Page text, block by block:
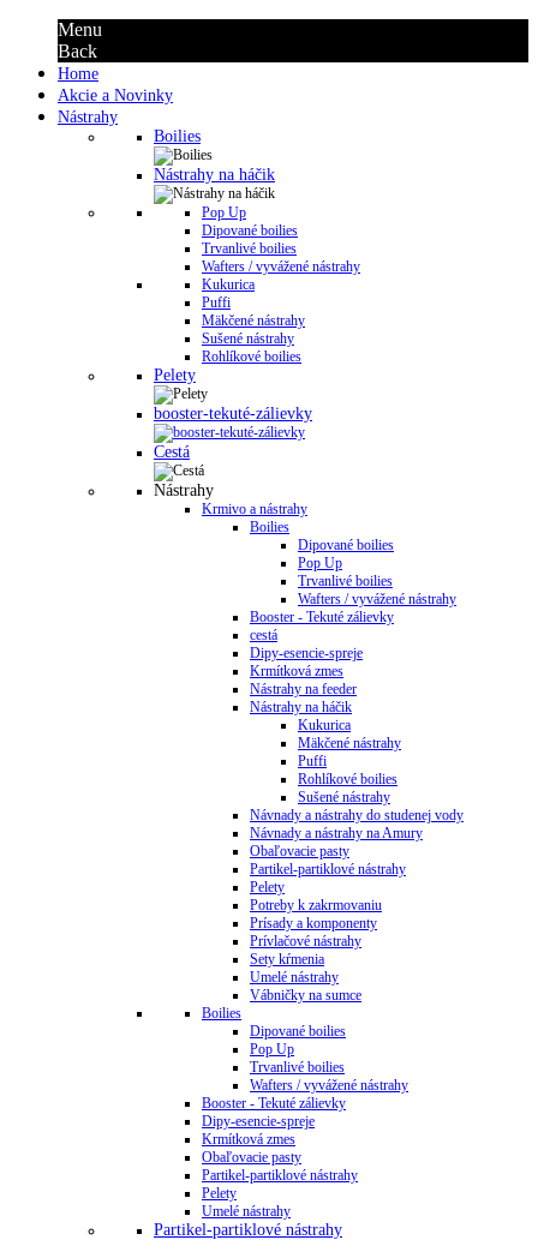
Menu
Back
Home
Akcie a Novinky
Nástrahy
Boilies
Nástrahy na háčik
Pop Up
Dipované boilies
Trvanlivé boilies
Wafters / vyvážené nástrahy
Kukurica
Puffi
Mäkčené nástrahy
Sušené nástrahy
Rohlíkové boilies
Pelety
booster-tekuté-zálievky
Cestá
Nástrahy
Krmivo a nástrahy
Boilies
Dipované boilies
Pop Up
Trvanlivé boilies
Wafters / vyvážené nástrahy
Booster - Tekuté zálievky
cestá
Dipy-esencie-spreje
Krmítková zmes
Nástrahy na feeder
Nástrahy na háčik
Kukurica
Mäkčené nástrahy
Puffi
Rohlíkové boilies
Sušené nástrahy
Návnady a nástrahy do studenej vody
Návnady a nástrahy na Amury
Obaľovacie pasty
Partikel-partiklové nástrahy
Pelety
Potreby k zakrmovaniu
Prísady a komponenty
Prívlačové nástrahy
Sety kŕmenia
Umelé nástrahy
Vábničky na sumce
Boilies
Dipované boilies
Pop Up
Trvanlivé boilies
Wafters / vyvážené nástrahy
Booster - Tekuté zálievky
Dipy-esencie-spreje
Krmítková zmes
Obaľovacie pasty
Partikel-partiklové nástrahy
Pelety
Umelé nástrahy
Partikel-partiklové nástrahy